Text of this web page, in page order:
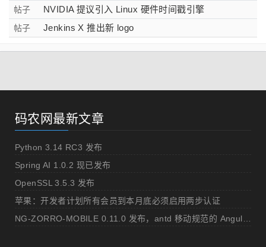
帖子 NVIDIA 提议引入 Linux 硬件时间戳引擎
帖子 Jenkins X 推出新 logo
码农网最新文章
Python 3.14 RC3 发布
Spring AI 1.0.2 现已发布
OpenSSL 3.5.3 发布
苹果：开发者计划所有会员到本月底必须启用两步认证